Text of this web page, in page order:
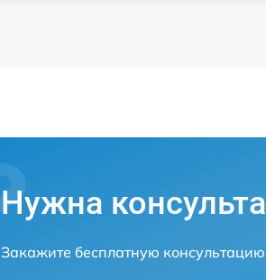
Нужна
Закажите бесплатную консультацию